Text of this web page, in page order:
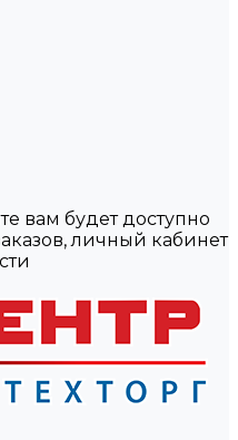
вам будет доступно
личный кабинет